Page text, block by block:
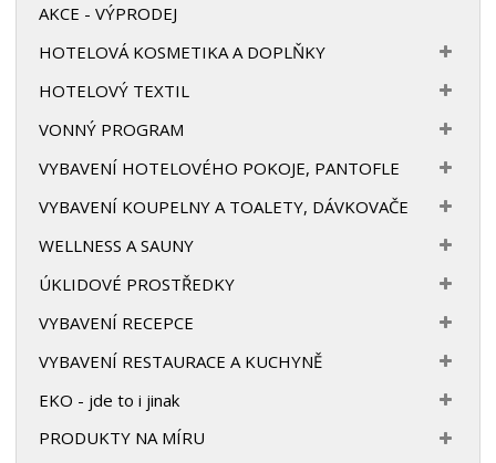
AKCE - VÝPRODEJ
HOTELOVÁ KOSMETIKA A DOPLŇKY
HOTELOVÝ TEXTIL
VONNÝ PROGRAM
VYBAVENÍ HOTELOVÉHO POKOJE, PANTOFLE
VYBAVENÍ KOUPELNY A TOALETY, DÁVKOVAČE
WELLNESS A SAUNY
ÚKLIDOVÉ PROSTŘEDKY
VYBAVENÍ RECEPCE
VYBAVENÍ RESTAURACE A KUCHYNĚ
EKO - jde to i jinak
PRODUKTY NA MÍRU